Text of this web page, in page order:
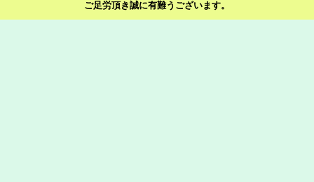
ご足労頂き誠に有難うございます。